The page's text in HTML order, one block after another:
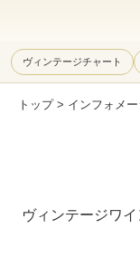
ヴィンテージチャート
トップ> インフォメ
ヴィンテージワ